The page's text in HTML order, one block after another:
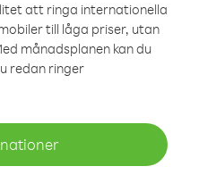
att ringa internationella
till låga priser, utan
månadsplanen kan du
redan ringer